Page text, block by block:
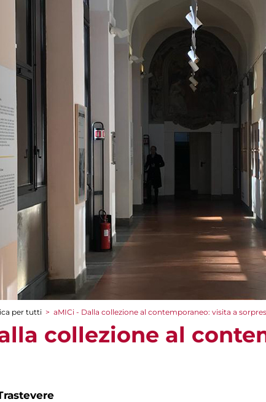
per tutti > aMICi - Dalla collezione al contemporaneo: visita a
collezione al